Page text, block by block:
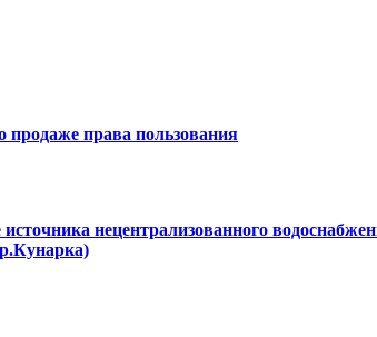
продаже права пользования
нецентрализованного